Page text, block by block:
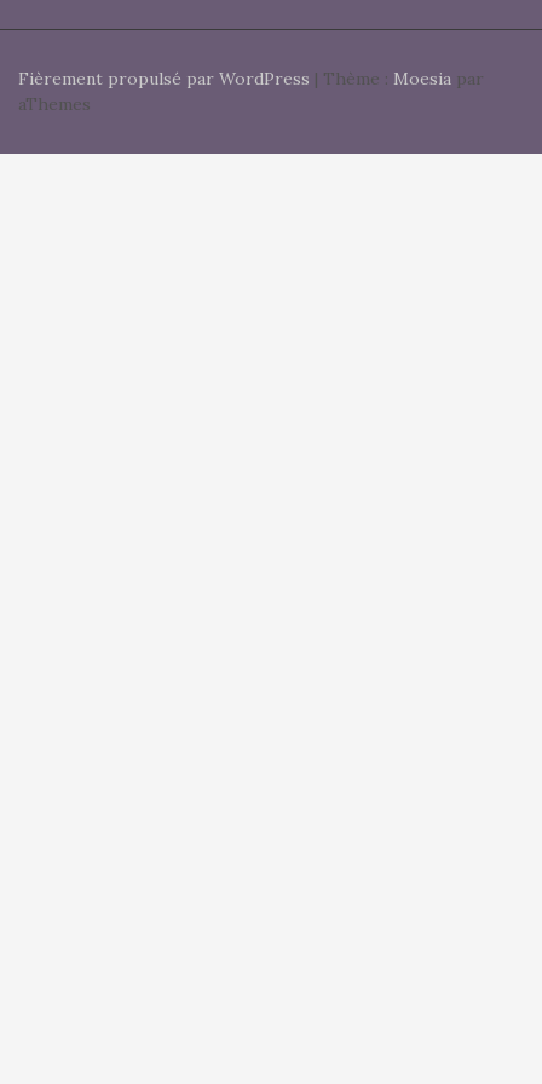
Fièrement propulsé par WordPress | Thème : Moesia par
aThemes